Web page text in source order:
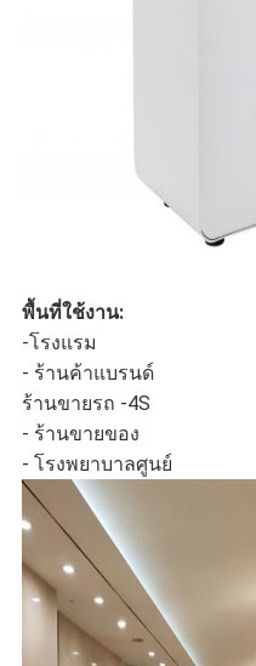
พื้นที่ใช้งาน:
-โรงแรม
- ร้านค้าแบรนด์
ร้านขายรถ -4S
- ร้านขายของ
- โรงพยาบาลศูนย์